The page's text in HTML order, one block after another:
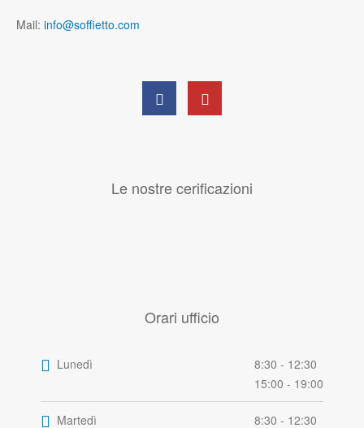
Mail: info@soffietto.com
Le nostre cerificazioni
Orari ufficio
Lunedì
8:30 - 12:30
15:00 - 19:00
Martedì
8:30 - 12:30